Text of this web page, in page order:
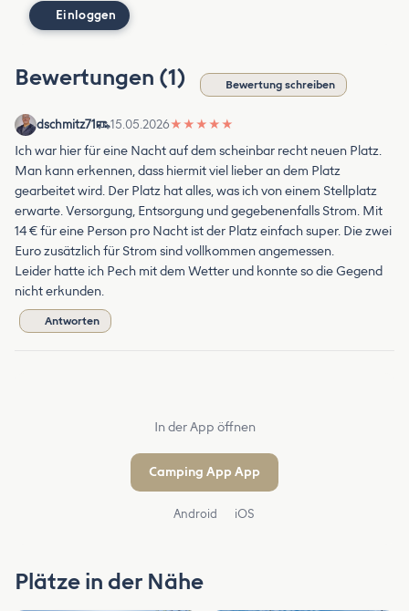
Einloggen
Bewertungen (1) Bewertung schreiben
dschmitz71 15.05.2026★ ★ ★ ★ ★
Ich war hier für eine Nacht auf dem scheinbar recht neuen Platz.
Man kann erkennen, dass hiermit viel lieber an dem Platz
gearbeitet wird. Der Platz hat alles, was ich von einem Stellplatz
erwarte. Versorgung, Entsorgung und gegebenenfalls Strom. Mit
14 € für eine Person pro Nacht ist der Platz einfach super. Die zwei
Euro zusätzlich für Strom sind vollkommen angemessen.
Leider hatte ich Pech mit dem Wetter und konnte so die Gegend
nicht erkunden.
Antworten
In der App öffnen
Camping App App
Android iOS
Plätze in der Nähe